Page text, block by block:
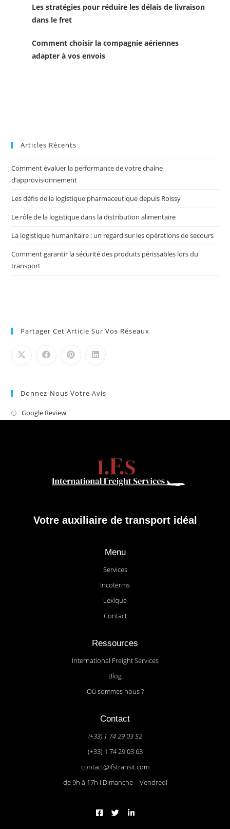
Les stratégies pour réduire les délais de livraison
dans le fret
Comment choisir la compagnie aériennes
adapter à vos envois
Articles Récents
Comment évaluer la performance de votre chaîne
d’approvisionnement
Les défis de la logistique pharmaceutique depuis Roissy
Le rôle de la logistique dans la distribution alimentaire
La logistique humanitaire : un regard sur les opérations de secours
Comment garantir la sécurité des produits périssables lors du
transport
Partager Cet Article Sur Vos Réseaux
Donnez-Nous Votre Avis
Google Review
Votre auxiliaire de transport idéal
Menu
Services
Incoterms
Lexique
Contact
Ressources
International Freight Services
Blog
Où sommes nous ?
Contact
(+33) 1 74 29 03 52
(+33) 1 74 29 03 63
contact@ifstransit.com
de 9h à 17h I Dimanche – Vendredi